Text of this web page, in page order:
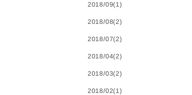
2018/09(1)
2018/08(2)
2018/07(2)
2018/04(2)
2018/03(2)
2018/02(1)